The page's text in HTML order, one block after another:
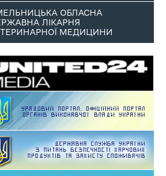
ОБЛАСНА
ЛІКАРНЯ
МЕДИЦИНИ